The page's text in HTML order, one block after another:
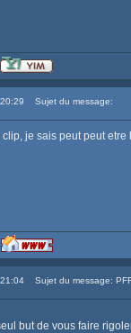
Sujet du message:
je sais peut peut
Sujet du message:
but de vous faire